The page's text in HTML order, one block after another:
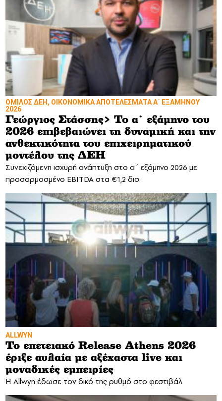
ΌΜΙΛΟΣ ΔΕΗ, ΟΙΚΟΝΟΜΙΚΑ ΑΠΟΤΕΛΕΣΜΑΤΑ Α΄ ΕΞΑΜΗΝΟΥ
2026
Γεώργιος Στάσσης> Το α΄ εξάμηνο του
2026 επιβεβαιώνει τη δυναμική και την
ανθεκτικότητα του επιχειρηματικού
μοντέλου της ΔΕΗ
Συνεχιζόμενη ισχυρή ανάπτυξη στο α΄ εξάμηνο 2026 με
προσαρμοσμένο EBITDA στα €1,2 δισ.
ALLWYN
Το επετειακό Release Athens 2026
έριξε αυλαία με αξέχαστα live και
μοναδικές εμπειρίες
Η Allwyn έδωσε τον δικό της ρυθμό στο φεστιβάλ